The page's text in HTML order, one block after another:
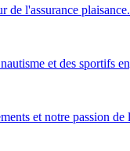
de l'assurance plaisance.
et des sportifs
et notre passion de